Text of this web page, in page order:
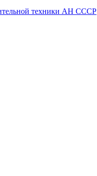
техники АН СССР